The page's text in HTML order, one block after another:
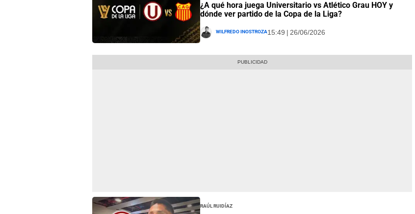
¿A qué hora juega Universitario vs Atlético Grau HOY y
dónde ver partido de la Copa de la Liga?
Wilfredo Inostroza15:49 | 26/06/2026
Raúl Ruidíaz